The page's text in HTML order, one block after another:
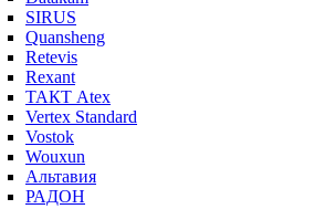
SIRUS
Quansheng
Retevis
Rexant
ТАКТ Atex
Vertex Standard
Vostok
Wouxun
Альтавия
РАДОН